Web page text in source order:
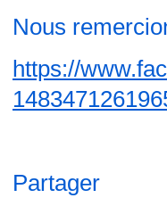
Nous
https://
Partager